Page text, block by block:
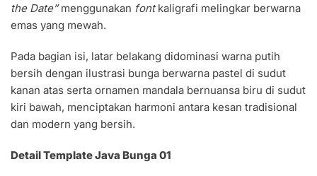
the Date”menggunakan fontkaligrafi melingkar berwarna
emas yang mewah.
Pada bagian isi, latar belakang didominasi warna putih
bersih dengan ilustrasi bunga berwarna pastel di sudut
kanan atas serta ornamen mandala bernuansa biru di sudut
kiri bawah, menciptakan harmoni antara kesan tradisional
dan modern yang bersih.
Detail Template Java Bunga 01